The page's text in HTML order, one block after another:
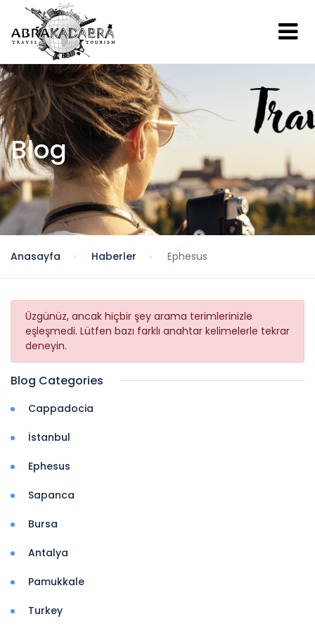
Blog
Anasayfa Haberler Ephesus
Üzgünüz, ancak hiçbir şey arama terimlerinizle
eşleşmedi. Lütfen bazı farklı anahtar kelimelerle tekrar
deneyin.
Blog Categories
Cappadocia
İstanbul
Ephesus
Sapanca
Bursa
Antalya
Pamukkale
Turkey